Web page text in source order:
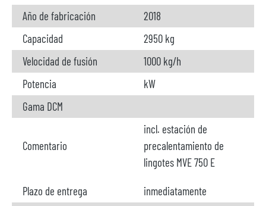
Año de fabricación
2018
Capacidad
2950 kg
Velocidad de fusión
1000 kg/h
Potencia
kW
Gama DCM
Comentario
incl. estación de
precalentamiento de
lingotes MVE 750 E
Plazo de entrega
inmediatamente